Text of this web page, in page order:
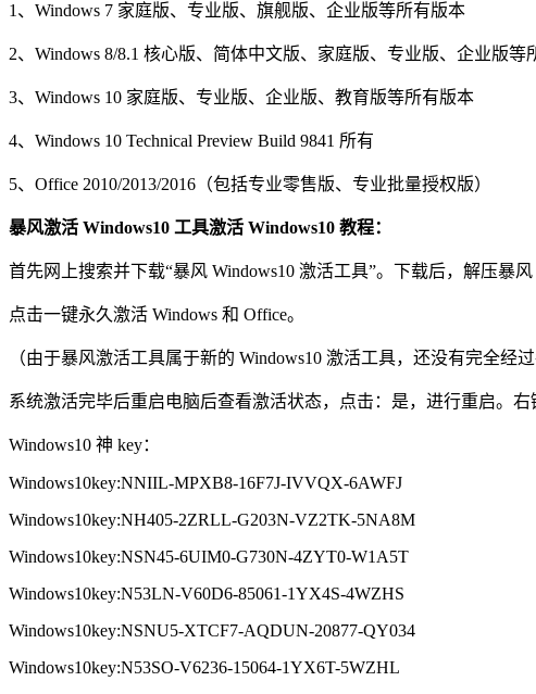
1、Windows 7 家庭版、专业版、旗舰版、企业版等所有版本
2、Windows 8/8.1 核心版、简体中文版、家庭版、专业版、企业版等
3、Windows 10 家庭版、专业版、企业版、教育版等所有版本
4、Windows 10 Technical Preview Build 9841 所有
5、Office 2010/2013/2016（包括专业零售版、专业批量授权版）
暴风激活 Windows10 工具激活 Windows10 教程：
首先网上搜索并下载“暴风 Windows10 激活工具”。下载后，解压暴
点击一键永久激活 Windows 和 Office。
（由于暴风激活工具属于新的 Windows10 激活工具，还没有完全
系统激活完毕后重启电脑后查看激活状态，点击：是，进行重启。
Windows10 神 key：
Windows10key:NNIIL-MPXB8-16F7J-IVVQX-6AWFJ
Windows10key:NH405-2ZRLL-G203N-VZ2TK-5NA8M
Windows10key:NSN45-6UIM0-G730N-4ZYT0-W1A5T
Windows10key:N53LN-V60D6-85061-1YX4S-4WZHS
Windows10key:NSNU5-XTCF7-AQDUN-20877-QY034
Windows10key:N53SO-V6236-15064-1YX6T-5WZHL